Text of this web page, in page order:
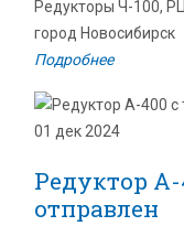
Редукторы Ч-100,
город Новосибирск
Подробнее
01 дек 2024
Редуктор
отправлен